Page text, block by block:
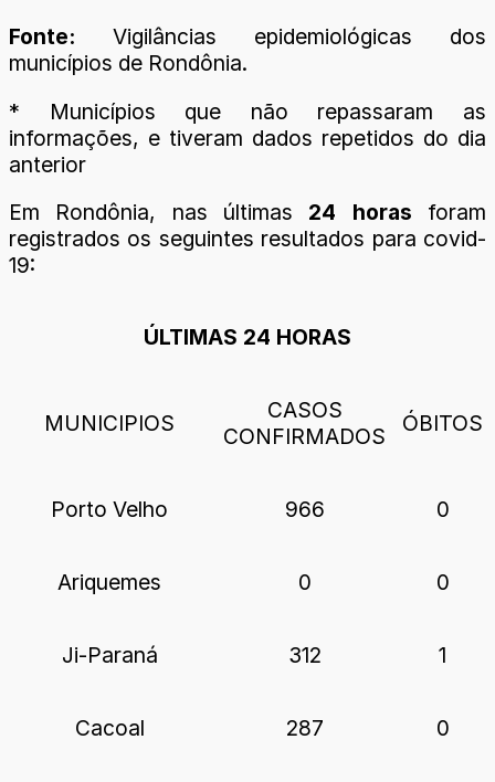
Fonte: Vigilâncias epidemiológicas dos
municípios de Rondônia.
* Municípios que não repassaram as
informações, e tiveram dados repetidos do dia
anterior
Em Rondônia, nas últimas 24 horas foram
registrados os seguintes resultados para covid-
19:
ÚLTIMAS 24 HORAS
MUNICIPIOS
CASOS
CONFIRMADOS
ÓBITOS
Porto Velho 966 0
Ariquemes 0 0
Ji-Paraná 312 1
Cacoal 287 0